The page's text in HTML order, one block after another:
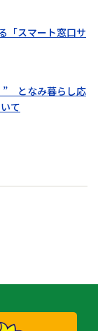
「スマート窓口サ
” となみ暮らし応
て